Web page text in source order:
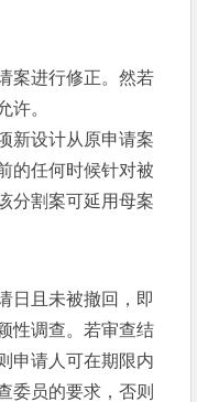
进行修正。然若
许。
设计从原申请案
的任何时候针对被
分割案可延用母案
且未被撤回，即
性调查。若审查结
申请人可在期限内
委员的要求，否则